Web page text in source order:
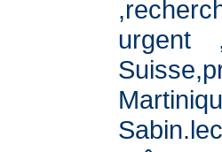
urgent